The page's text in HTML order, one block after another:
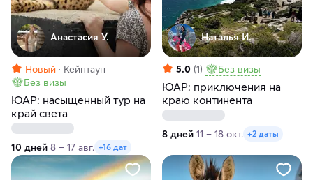
Анастасия У.
Новый
Кейптаун
Без визы
ЮАР: насыщенный тур на
край света
10 дней 8 – 17 авг. +16 дат
Наталья И.
5.0 (1) Без визы
ЮАР: приключения на
краю континента
8 дней 11 – 18 окт. +2 даты